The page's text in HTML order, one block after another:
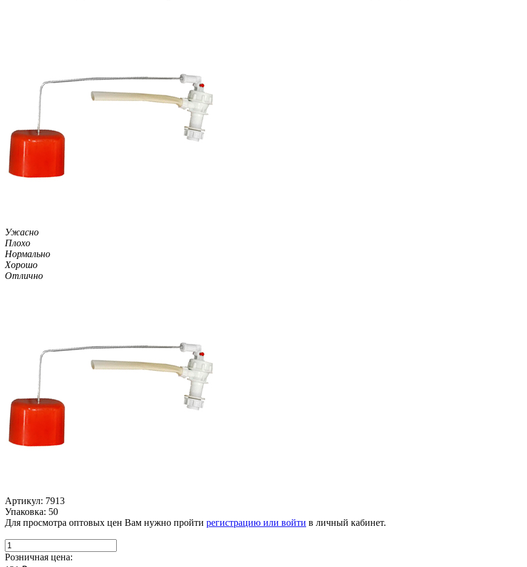
Ужасно
Плохо
Нормально
Хорошо
Отлично
Артикул: 7913
Упаковка: 50
Для просмотра оптовых цен Вам нужно пройти регистрацию или войти в личный кабинет.
Розничная цена: